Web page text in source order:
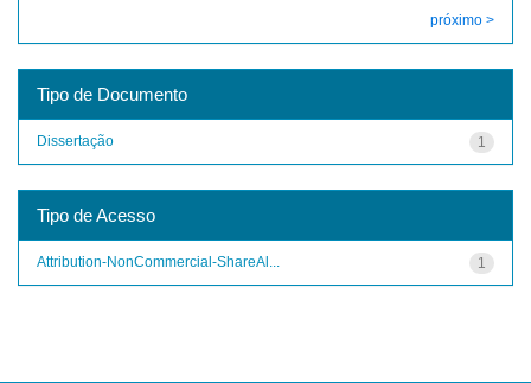
próximo >
Tipo de Documento
1
Dissertação
Tipo de Acesso
1
Attribution-NonCommercial-ShareAl...